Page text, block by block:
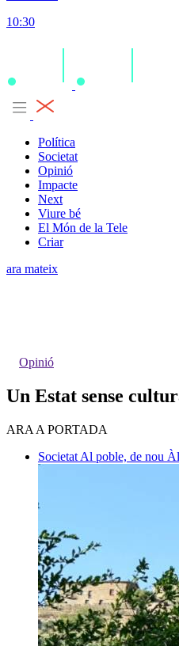
10:30
Política
Societat
Opinió
Impacte
Next
Viure bé
El Món de la Tele
Criar
ara mateix
Opinió
Un Estat sense
ARA A PORTADA
Societat Al poble, de nou